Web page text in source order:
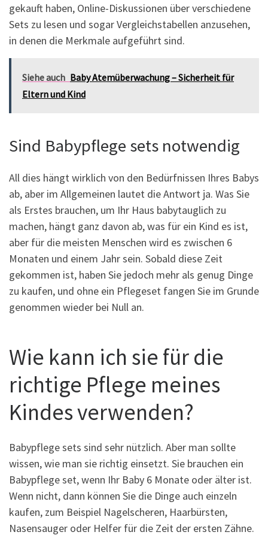
gekauft haben, Online-Diskussionen über verschiedene
Sets zu lesen und sogar Vergleichstabellen anzusehen,
in denen die Merkmale aufgeführt sind.
Siehe auch Baby Atemüberwachung – Sicherheit für
Eltern und Kind
Sind Babypflege sets notwendig
All dies hängt wirklich von den Bedürfnissen Ihres Babys
ab, aber im Allgemeinen lautet die Antwort ja. Was Sie
als Erstes brauchen, um Ihr Haus babytauglich zu
machen, hängt ganz davon ab, was für ein Kind es ist,
aber für die meisten Menschen wird es zwischen 6
Monaten und einem Jahr sein. Sobald diese Zeit
gekommen ist, haben Sie jedoch mehr als genug Dinge
zu kaufen, und ohne ein Pflegeset fangen Sie im Grunde
genommen wieder bei Null an.
Wie kann ich sie für die
richtige Pflege meines
Kindes verwenden?
Babypflege sets sind sehr nützlich. Aber man sollte
wissen, wie man sie richtig einsetzt. Sie brauchen ein
Babypflege set, wenn Ihr Baby 6 Monate oder älter ist.
Wenn nicht, dann können Sie die Dinge auch einzeln
kaufen, zum Beispiel Nagelscheren, Haarbürsten,
Nasensauger oder Helfer für die Zeit der ersten Zähne.